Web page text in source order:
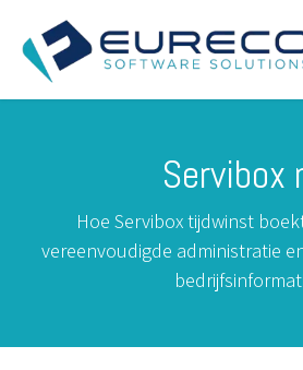
Servibox
Hoe Servibox tijdwinst
vereenvoudigde administratie